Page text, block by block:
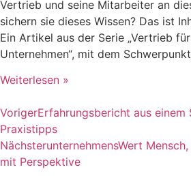
Vertrieb und seine Mitarbeiter an
sichern sie dieses Wissen? Das ist
Ein Artikel aus der Serie „Vertrieb
Unternehmen“, mit dem
Weiterlesen »
VorigerErfahrungsbericht aus einem
Praxistipps
NächsterunternehmensWert
mit Perspektive